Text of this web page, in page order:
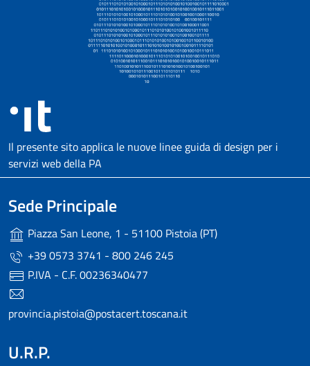
Il presente sito applica le nuove linee guida di design per i
servizi web della PA
Sede Principale
Piazza San Leone, 1 - 51100 Pistoia (PT)
+39 0573 3741 - 800 246 245
P.IVA - C.F. 00236340477
provincia.pistoia@postacert.toscana.it
U.R.P.